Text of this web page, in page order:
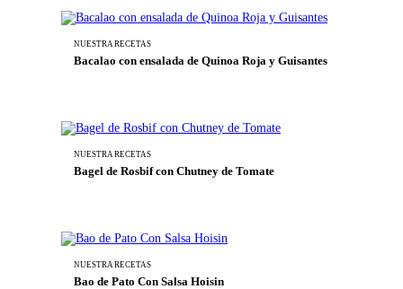
NUESTRA RECETAS
Bacalao con ensalada de Quinoa Roja y Guisantes
NUESTRA RECETAS
Bagel de Rosbif con Chutney de Tomate
NUESTRA RECETAS
Bao de Pato Con Salsa Hoisin